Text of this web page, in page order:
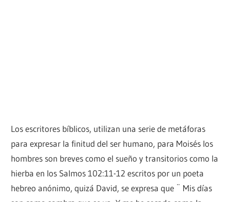
Los escritores bíblicos, utilizan una serie de metáforas
para expresar la finitud del ser humano, para Moisés los
hombres son breves como el sueño y transitorios como la
hierba en los Salmos 102:11-12 escritos por un poeta
hebreo anónimo, quizá David, se expresa que ¨ Mis días